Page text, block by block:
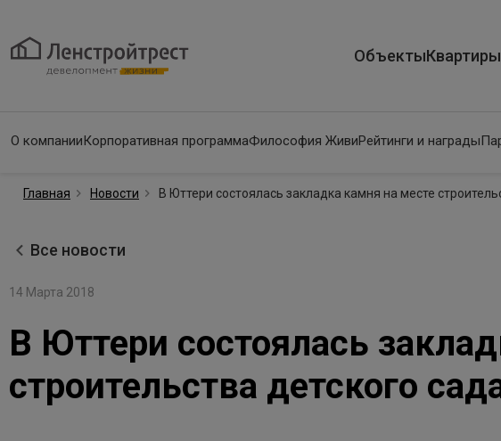
ОбъектыКвартиры
О компанииКорпоративная программаФилософия ЖивиРейтинги и награды
Главная Новости В Юттери состоялась закладка камня на месте
Все новости
14 Марта 2018
В Юттери состоялась
строительства детского